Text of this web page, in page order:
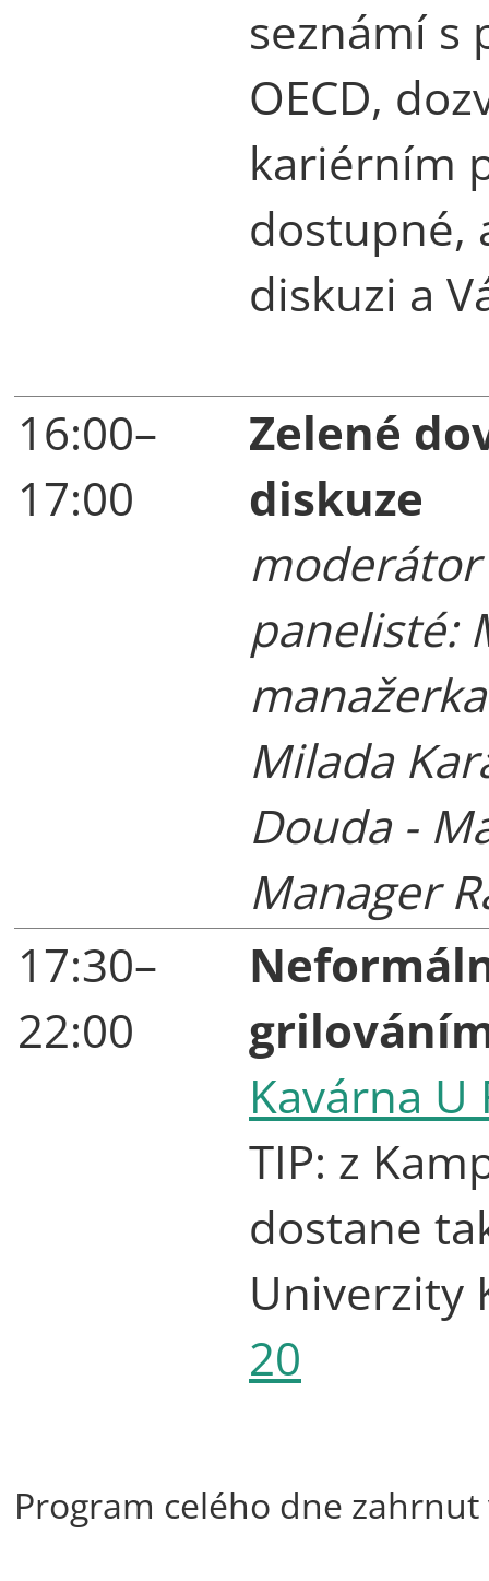
seznámí s
OECD,
kariérním
dostupné,
diskuzi a
16:00–
17:00
Zelené
diskuze
moderátor
panelisté:
Milada
Douda -
Manager
17:30–
22:00
Kavárna U
TIP: z
dostane
Univerzity
20
Program celého dne